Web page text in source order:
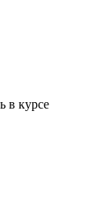
в курсе